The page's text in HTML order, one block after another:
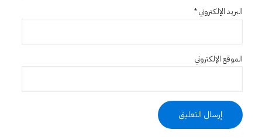
البريد الإلكتروني*
الموقع الإلكتروني